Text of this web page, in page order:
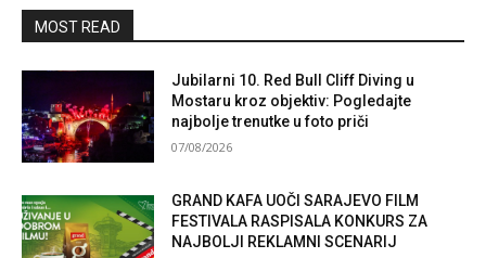
MOST READ
Jubilarni 10. Red Bull Cliff Diving u
Mostaru kroz objektiv: Pogledajte
najbolje trenutke u foto priči
07/08/2026
GRAND KAFA UOČI SARAJEVO FILM
FESTIVALA RASPISALA KONKURS ZA
NAJBOLJI REKLAMNI SCENARIJ